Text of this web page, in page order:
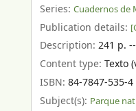
Series: Cuadernos de
Publication details:
Description: 241 p. --
Content type: Texto
ISBN: 84-7847-535-4
Subject(s): Parque